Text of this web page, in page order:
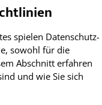
spielen Datenschutz-
sowohl für die
Abschnitt erfahren
und wie Sie sich